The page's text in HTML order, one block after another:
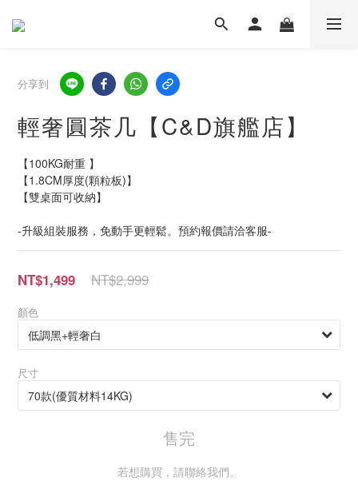
分享到
輕奢圓茶几【C&D旗艦店】
【100KG耐重 】
【1.8CM厚度(顆粒板)】
【雙桌面可收納】
-升級組裝服務，免動手更輕鬆。預約報價請洽客服-
NT$2,999
NT$1,499
顏色
尺寸
售完
若想購買，請聯絡我們。